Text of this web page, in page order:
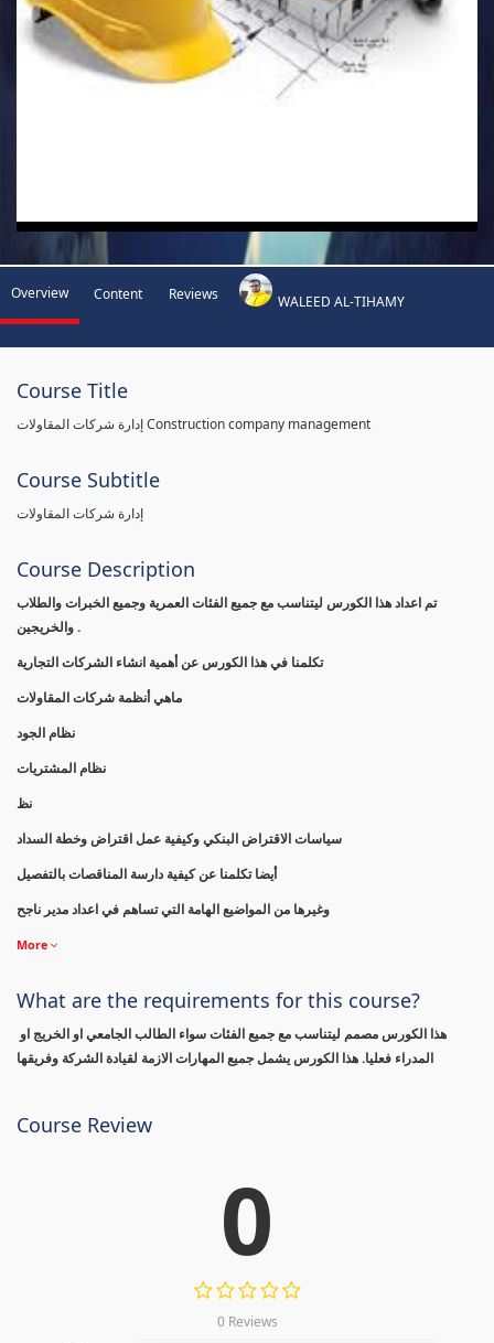
Overview Content Reviews WALEED AL-TIHAMY
Course Title
إدارة شركات المقاولات Construction company management
Course Subtitle
إدارة شركات المقاولات
Course Description
تم اعداد هذا الكورس ليتناسب مع جميع الفئات العمرية وجميع الخبرات والطلاب
والخريجين .
تكلمنا في هذا الكورس عن أهمية انشاء الشركات التجارية
ماهي أنظمة شركات المقاولات
نظام الجود
نظام المشتريات
نظ
سياسات الاقتراض البنكي وكيفية عمل اقتراض وخطة السداد
وغيرها من المواضيع الهامة التي تساهم في اعداد مدير ناجح
More
What are the requirements for this course?
المدراء فعليا. هذا الكورس يشمل جميع المهارات الازمة لقيادة الشركة وفريقها
Course Review
0
0 Reviews